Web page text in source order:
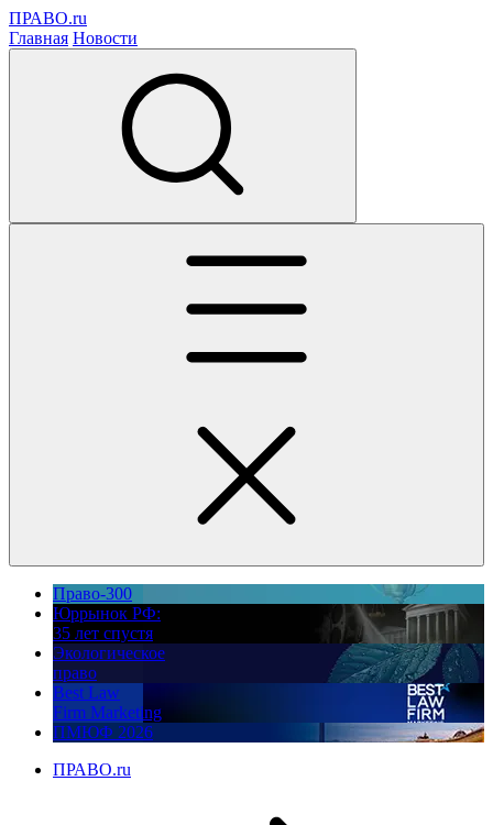
ПРАВО.ru
Главная Новости
Право-300
Юррынок РФ:
35 лет спустя
Экологическое
право
Best Law
Firm Marketing
ПМЮФ 2026
ПРАВО.ru